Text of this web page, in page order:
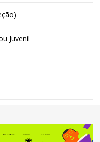
Juvenil